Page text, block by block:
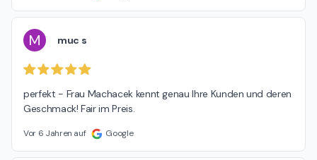
M muc s
perfekt - Frau Machacek kennt genau Ihre Kunden und deren
Geschmack! Fair im Preis.
Vor 6 Jahren auf Google